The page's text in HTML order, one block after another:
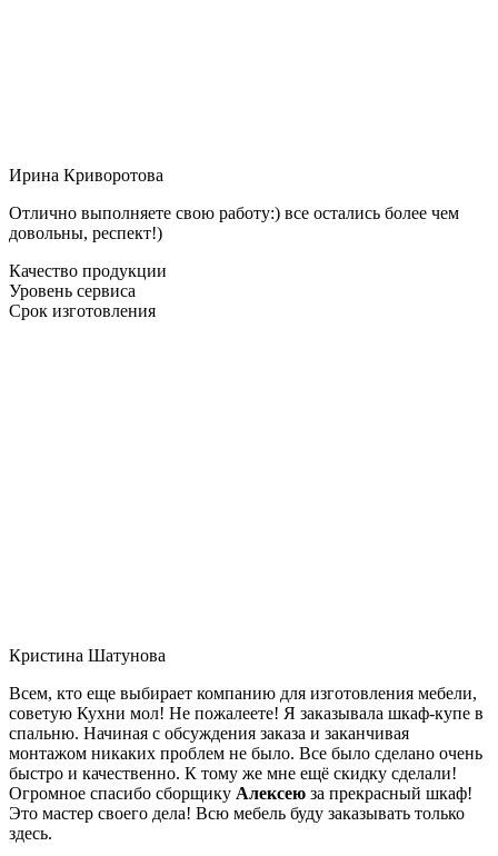
Ирина Криворотова
Отлично выполняете свою работу:) все остались более чем
довольны, респект!)
Качество продукции
Уровень сервиса
Срок изготовления
Кристина Шатунова
Всем, кто еще выбирает компанию для изготовления мебели,
советую Кухни мол! Не пожалеете! Я заказывала шкаф-купе в
спальню. Начиная с обсуждения заказа и заканчивая
монтажом никаких проблем не было. Все было сделано очень
быстро и качественно. К тому же мне ещё скидку сделали!
Огромное спасибо сборщику Алексею за прекрасный шкаф!
Это мастер своего дела! Всю мебель буду заказывать только
здесь.